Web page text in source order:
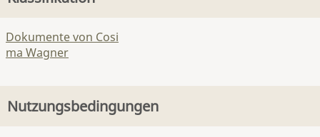
Dokumente von Cosi
ma Wagner
Nutzungsbedingungen